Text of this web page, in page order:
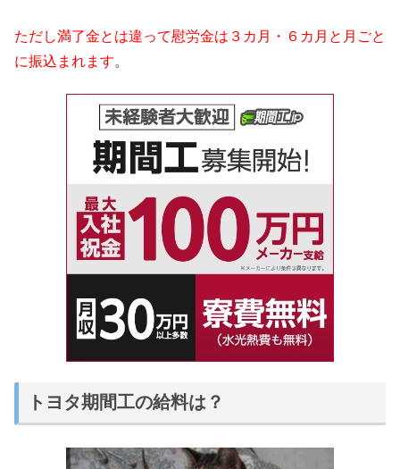
ただし満了金とは違って慰労金は３カ月・６カ月と月ごと
に振込まれます。
トヨタ期間工の給料は？